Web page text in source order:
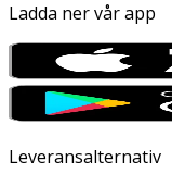
Ladda ner vår app
Leveransalternativ